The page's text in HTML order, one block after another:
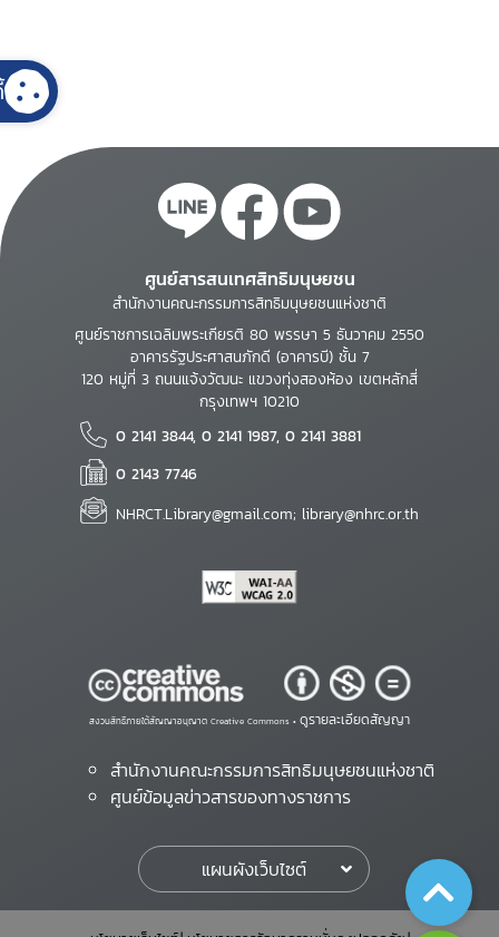
ศูนย์สารสนเทศสิทธิมนุษยชน
สำนักงานคณะกรรมการสิทธิมนุษยชนแห่งชาติ
ศูนย์ราชการเฉลิมพระเกียรติ 80 พรรษา 5 ธันวาคม 2550
อาคารรัฐประศาสนภักดี (อาคารบี) ชั้น 7
120 หมู่ที่ 3 ถนนแจ้งวัฒนะ แขวงทุ่งสองห้อง เขตหลักสี่
กรุงเทพฯ 10210
0 2141 3844, 0 2141 1987, 0 2141 3881
0 2143 7746
NHRCT.Library@gmail.com; library@nhrc.or.th
สงวนสิทธิ์ภายใต้สัญญาอนุญาต Creative Commons • ดูรายละเอียดสัญญา
สำนักงานคณะกรรมการสิทธิมนุษยชนแห่งชาติ
ศูนย์ข้อมูลข่าวสารของทางราชการ
แผนผังเว็บไซต์